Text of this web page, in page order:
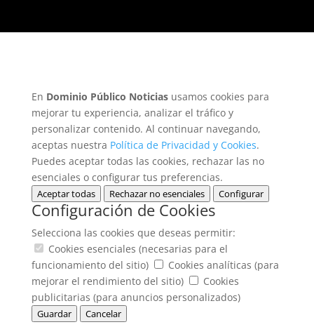
En Dominio Público Noticiasusamos cookies para
mejorar tu experiencia, analizar el tráfico y
personalizar contenido. Al continuar navegando,
aceptas nuestra Política de Privacidad y Cookies.
Puedes aceptar todas las cookies, rechazar las no
esenciales o configurar tus preferencias.
Aceptar todas Rechazar no esenciales Configurar
Configuración de Cookies
Selecciona las cookies que deseas permitir:
Cookies esenciales (necesarias para el
funcionamiento del sitio)
Cookies analíticas (para
mejorar el rendimiento del sitio)
Cookies
publicitarias (para anuncios personalizados)
Guardar Cancelar